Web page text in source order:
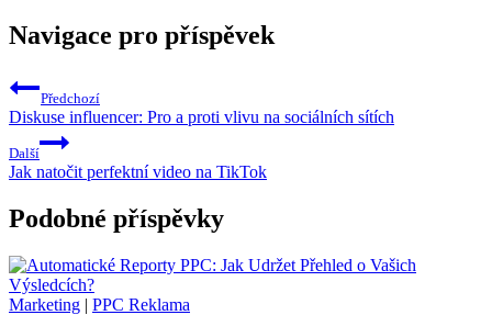
Navigace pro příspěvek
Předchozí
Diskuse influencer: Pro a proti vlivu na sociálních sítích
Další
Jak natočit perfektní video na TikTok
Podobné příspěvky
Marketing | PPC Reklama